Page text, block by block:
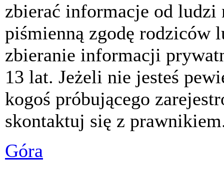
zbierać informacje od
piśmienną zgodę rodziców
zbieranie informacji
13 lat. Jeżeli nie jesteś
kogoś próbującego
skontaktuj się z
Góra